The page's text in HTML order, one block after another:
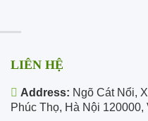
LIÊN HỆ
Address: Ngõ Cát Nổi,
Phúc Thọ, Hà Nội 120000,